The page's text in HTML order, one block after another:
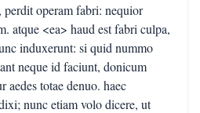
operam fabri: nequior
atque <ea> haud est fabri culpa,
induxerunt: si quid nummo
neque id faciunt, donicum
aedes totae denuo. haec
nunc etiam volo dicere, ut